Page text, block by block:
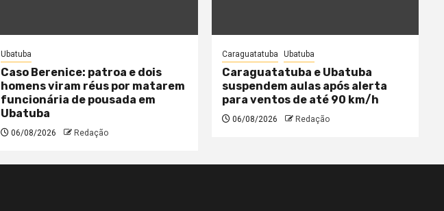
Ubatuba
Caso Berenice: patroa e dois
homens viram réus por matarem
funcionária de pousada em
Ubatuba
06/08/2026 Redação
Caraguatatuba Ubatuba
Caraguatatuba e Ubatuba
suspendem aulas após alerta
para ventos de até 90 km/h
06/08/2026 Redação